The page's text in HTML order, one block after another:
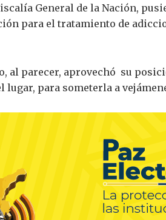
General de la Nación,
para el tratamiento de
al parecer, aprovechó su
para someterla a